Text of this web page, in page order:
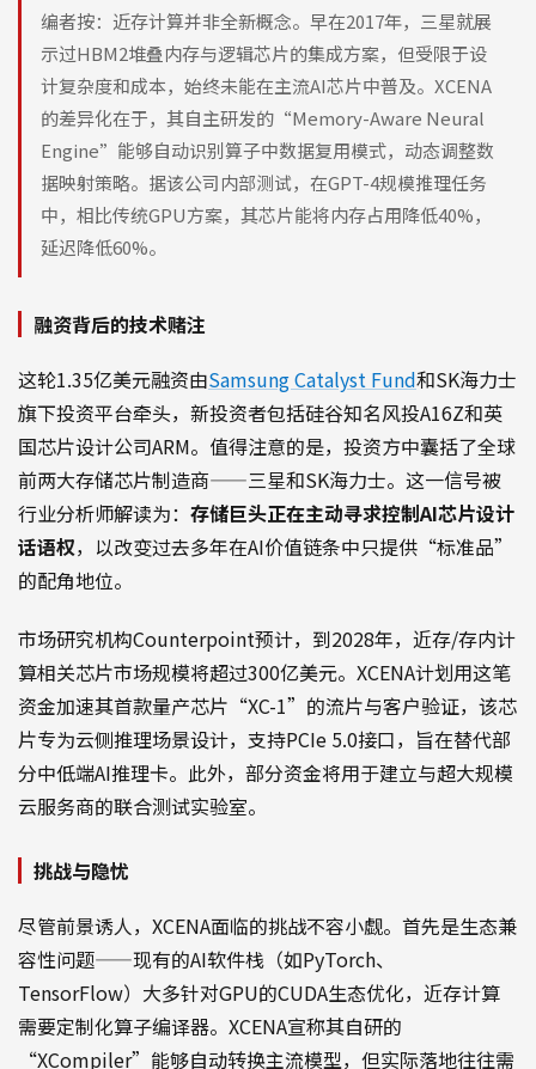
编者按：近存计算并非全新概念。早在2017年，三星就展
示过HBM2堆叠内存与逻辑芯片的集成方案，但受限于设
计复杂度和成本，始终未能在主流AI芯片中普及。XCENA
的差异化在于，其自主研发的“Memory-Aware Neural
Engine”能够自动识别算子中数据复用模式，动态调整数
据映射策略。据该公司内部测试，在GPT-4规模推理任务
中，相比传统GPU方案，其芯片能将内存占用降低40%，
延迟降低60%。
融资背后的技术赌注
这轮1.35亿美元融资由Samsung Catalyst Fund和SK海力士
旗下投资平台牵头，新投资者包括硅谷知名风投A16Z和英
国芯片设计公司ARM。值得注意的是，投资方中囊括了全球
前两大存储芯片制造商——三星和SK海力士。这一信号被
行业分析师解读为： 存储巨头正在主动寻求控制AI芯片设计
话语权，以改变过去多年在AI价值链条中只提供“标准品”
的配角地位。
市场研究机构Counterpoint预计，到2028年，近存/存内计
算相关芯片市场规模将超过300亿美元。XCENA计划用这笔
资金加速其首款量产芯片“XC-1”的流片与客户验证，该芯
片专为云侧推理场景设计，支持PCIe 5.0接口，旨在替代部
分中低端AI推理卡。此外，部分资金将用于建立与超大规模
云服务商的联合测试实验室。
挑战与隐忧
尽管前景诱人，XCENA面临的挑战不容小觑。首先是生态兼
容性问题——现有的AI软件栈（如PyTorch、
TensorFlow）大多针对GPU的CUDA生态优化，近存计算
需要定制化算子编译器。XCENA宣称其自研的
“XCompiler”能够自动转换主流模型，但实际落地往往需